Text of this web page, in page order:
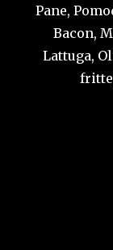
Pane,
Bacon,
Lattuga,